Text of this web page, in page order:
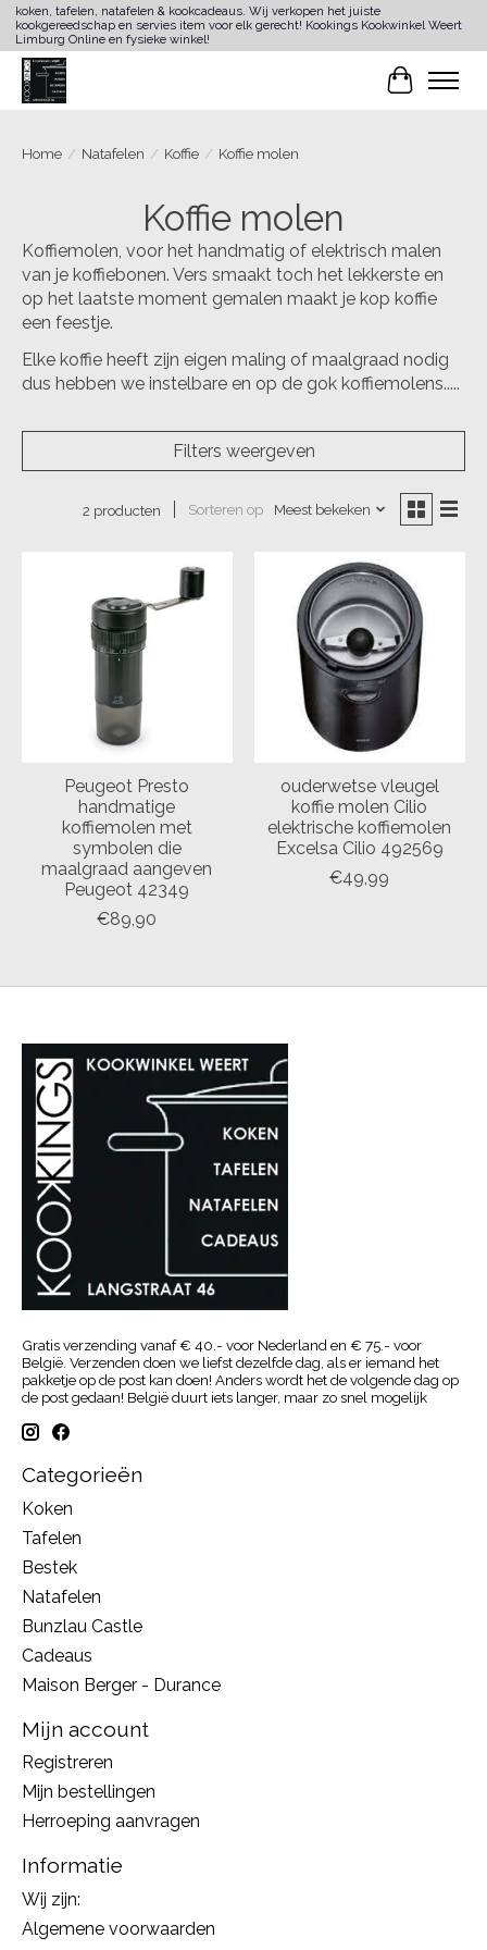
koken, tafelen, natafelen & kookcadeaus. Wij verkopen het juiste
kookgereedschap en servies item voor elk gerecht! Kookings Kookwinkel Weert
Limburg Online en fysieke winkel!
Home / Natafelen / Koffie / Koffie molen
Koffie molen
Koffiemolen, voor het handmatig of elektrisch malen
van je koffiebonen. Vers smaakt toch het lekkerste en
op het laatste moment gemalen maakt je kop koffie
een feestje.
Elke koffie heeft zijn eigen maling of maalgraad nodig
dus hebben we instelbare en op de gok koffiemolens.....
Filters weergeven
2 producten Sorteren op Meest bekeken
Peugeot Presto
handmatige
koffiemolen met
symbolen die
maalgraad aangeven
Peugeot 42349
€89,90
ouderwetse vleugel
koffie molen Cilio
elektrische koffiemolen
Excelsa Cilio 492569
€49,99
Gratis verzending vanaf € 40.- voor Nederland en € 75.- voor
België. Verzenden doen we liefst dezelfde dag, als er iemand het
pakketje op de post kan doen! Anders wordt het de volgende dag op
de post gedaan! België duurt iets langer, maar zo snel mogelijk
Categorieën
Koken
Tafelen
Bestek
Natafelen
Bunzlau Castle
Cadeaus
Maison Berger - Durance
Mijn account
Registreren
Mijn bestellingen
Herroeping aanvragen
Informatie
Wij zijn:
Algemene voorwaarden